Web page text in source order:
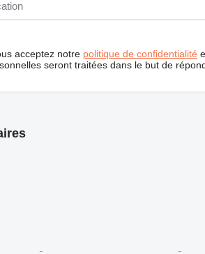
acceptez notre politique de confidentialité
seront traitées dans le but de